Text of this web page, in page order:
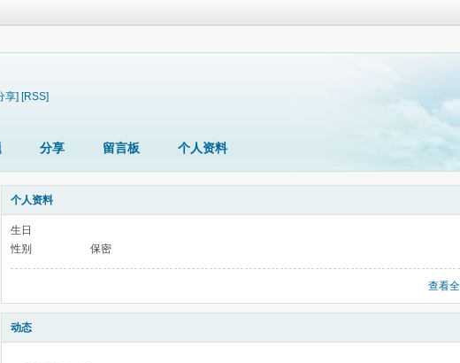
享] [RSS]
分享 留言板 个人资料
个人资料
生日
性别
保密
查看
动态